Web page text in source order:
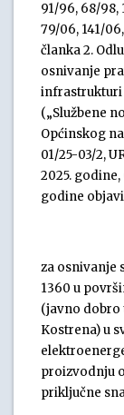
91/96, 68/98,
79/06, 141/
članka 2.
osnivanje
infrastrukturi
(„Službene
Općinskog
01/25-03/2,
2025.
godine
za osnivanje
1360 u
(javno dobro
Kostrena) u
proizvodnju
priključne